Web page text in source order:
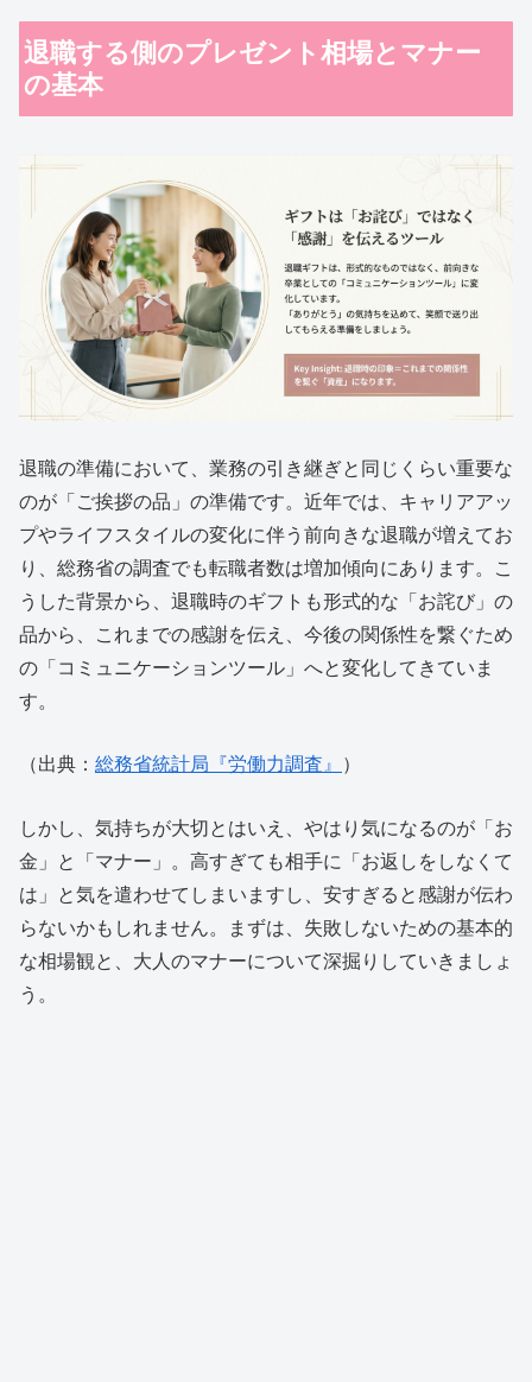
退職する側のプレゼント相場とマナー
の基本
退職の準備において、業務の引き継ぎと同じくらい重要な
のが「ご挨拶の品」の準備です。近年では、キャリアアッ
プやライフスタイルの変化に伴う前向きな退職が増えてお
り、総務省の調査でも転職者数は増加傾向にあります。こ
うした背景から、退職時のギフトも形式的な「お詫び」の
品から、これまでの感謝を伝え、今後の関係性を繋ぐため
の「コミュニケーションツール」へと変化してきていま
す。
（出典： 総務省統計局『労働力調査』 ）
しかし、気持ちが大切とはいえ、やはり気になるのが「お
金」と「マナー」。高すぎても相手に「お返しをしなくて
は」と気を遣わせてしまいますし、安すぎると感謝が伝わ
らないかもしれません。まずは、失敗しないための基本的
な相場観と、大人のマナーについて深掘りしていきましょ
う。